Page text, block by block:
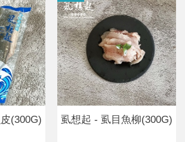
(300G) 虱想起 - 虱目魚柳(300G)